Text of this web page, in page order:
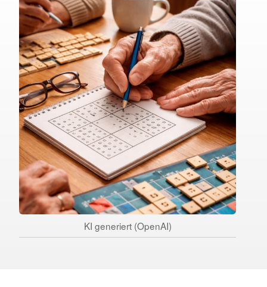
KI generiert (OpenAI)